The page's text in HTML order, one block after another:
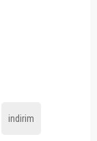
indirim